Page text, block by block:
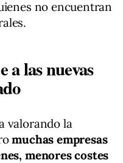
no encuentran
las nuevas
valorando la
muchas empresas
menores costes